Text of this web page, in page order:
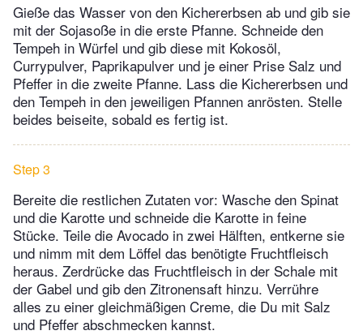
Gieße das Wasser von den Kichererbsen ab und gib sie
mit der Sojasoße in die erste Pfanne. Schneide den
Tempeh in Würfel und gib diese mit Kokosöl,
Currypulver, Paprikapulver und je einer Prise Salz und
Pfeffer in die zweite Pfanne. Lass die Kichererbsen und
den Tempeh in den jeweiligen Pfannen anrösten. Stelle
beides beiseite, sobald es fertig ist.
Step 3
Bereite die restlichen Zutaten vor: Wasche den Spinat
und die Karotte und schneide die Karotte in feine
Stücke. Teile die Avocado in zwei Hälften, entkerne sie
und nimm mit dem Löffel das benötigte Fruchtfleisch
heraus. Zerdrücke das Fruchtfleisch in der Schale mit
der Gabel und gib den Zitronensaft hinzu. Verrühre
alles zu einer gleichmäßigen Creme, die Du mit Salz
und Pfeffer abschmecken kannst.